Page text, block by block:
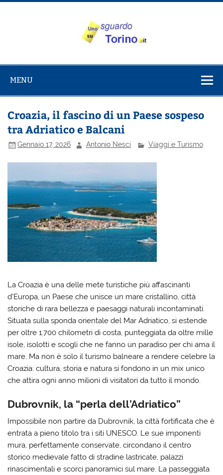
Salta
su Torino
MENU
Croazia, il fascino di un Paese sospeso
tra Adriatico e Balcani
Gennaio 17, 2026 Antonio Nesci Viaggi e Turismo
La Croazia è una delle mete turistiche più affascinanti
d’Europa, un Paese che unisce un mare cristallino, città
storiche di rara bellezza e paesaggi naturali incontaminati.
Situata sulla sponda orientale del Mar Adriatico, si estende
per oltre 1.700 chilometri di costa, punteggiata da oltre mille
isole, isolotti e scogli che ne fanno un paradiso per chi ama il
mare. Ma non è solo il turismo balneare a rendere celebre la
Croazia: cultura, storia e natura si fondono in un mix unico
che attira ogni anno milioni di visitatori da tutto il mondo.
Dubrovnik, la “perla dell’Adriatico”
Impossibile non partire da Dubrovnik, la città fortificata che è
entrata a pieno titolo tra i siti UNESCO. Le sue imponenti
mura, perfettamente conservate, circondano il centro
storico medievale fatto di stradine lastricate, palazzi
rinascimentali e scorci panoramici sul mare. La passeggiata